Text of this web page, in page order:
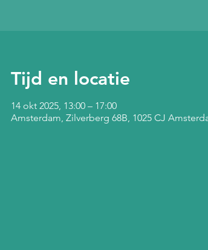
Tijd en locatie
14 okt 2025, 13:00 – 17:00
Amsterdam, Zilverberg 68B, 1025 CJ